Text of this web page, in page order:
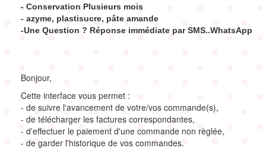
- Conservation Plusieurs mois
- azyme, plastisucre, pâte amande
-Une Question ? Réponse immédiate par SMS..WhatsApp
Bonjour,
Cette interface vous permet :
- de suivre l'avancement de votre/vos commande(s),
- de télécharger les factures correspondantes,
- d'effectuer le paiement d'une commande non règlée,
- de garder l'historique de vos commandes.